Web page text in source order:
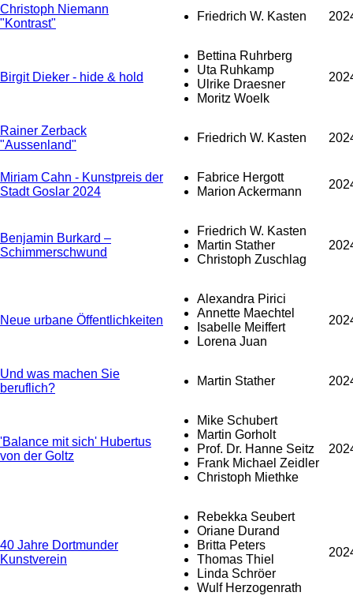
Christoph Niemann
"Kontrast"
Friedrich W. Kasten
Birgit Dieker - hide & hold
Bettina Ruhrberg
Uta Ruhkamp
Ulrike Draesner
Moritz Woelk
Rainer Zerback
"Aussenland"
Friedrich W. Kasten
Miriam Cahn - Kunstpreis der
Stadt Goslar 2024
Fabrice Hergott
Marion Ackermann
Benjamin Burkard –
Schimmerschwund
Friedrich W. Kasten
Martin Stather
Christoph Zuschlag
Neue urbane Öffentlichkeiten
Alexandra Pirici
Annette Maechtel
Isabelle Meiffert
Lorena Juan
Und was machen Sie
beruflich?
Martin Stather
'Balance mit sich' Hubertus
von der Goltz
Mike Schubert
Martin Gorholt
Prof. Dr. Hanne Seitz
Frank Michael Zeidler
Christoph Miethke
40 Jahre Dortmunder
Kunstverein
Rebekka Seubert
Oriane Durand
Britta Peters
Thomas Thiel
Linda Schröer
Wulf Herzogenrath